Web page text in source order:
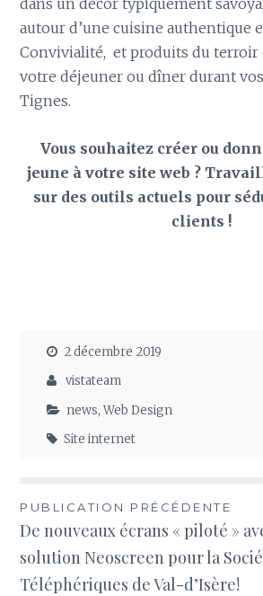
dans un décor typiquement
autour d’une cuisine authentique
Convivialité, et produits du terroir
votre déjeuner ou dîner durant vos
Tignes.
Vous souhaitez créer ou
jeune à votre site web ?
sur des outils actuels pour
clients !
2 décembre 2019
vistateam
news,Web Design
Site internet
Navigation
de
l’article
PUBLICATION PRÉCÉDENTE
De nouveaux écrans « piloté »
solution Neoscreen pour la
Téléphériques de Val-d’Isère!